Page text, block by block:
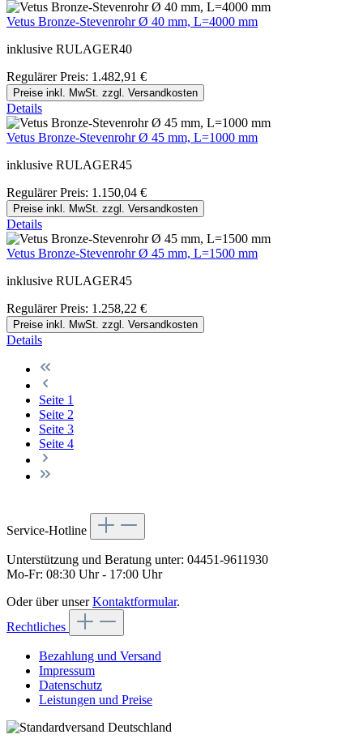
Vetus Bronze-Stevenrohr Ø 40 mm, L=4000 mm
inklusive RULAGER40
Regulärer Preis: 1.482,91 €
Preise inkl. MwSt. zzgl. Versandkosten
Details
Vetus Bronze-Stevenrohr Ø 45 mm, L=1000 mm
inklusive RULAGER45
Regulärer Preis: 1.150,04 €
Preise inkl. MwSt. zzgl. Versandkosten
Details
Vetus Bronze-Stevenrohr Ø 45 mm, L=1500 mm
inklusive RULAGER45
Regulärer Preis: 1.258,22 €
Preise inkl. MwSt. zzgl. Versandkosten
Details
Seite 1
Seite 2
Seite 3
Seite 4
Service-Hotline
Unterstützung und Beratung unter: 04451-9611930
Mo-Fr: 08:30 Uhr - 17:00 Uhr
Oder über unserKontaktformular.
Rechtliches
Bezahlung und Versand
Impressum
Datenschutz
Leistungen und Preise